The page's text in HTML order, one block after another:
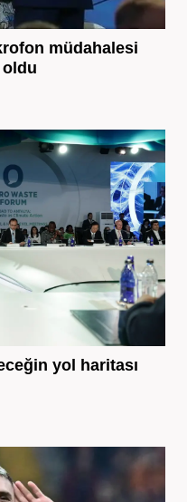
müdahalesi
yol haritası